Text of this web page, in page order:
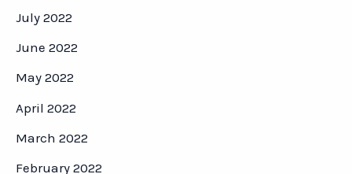
July 2022
June 2022
May 2022
April 2022
March 2022
February 2022